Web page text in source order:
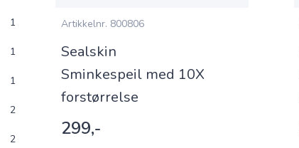
1
1
1
2
2
Artikkelnr. 800806
Sealskin
Sminkespeil med 10X
forstørrelse
299,-